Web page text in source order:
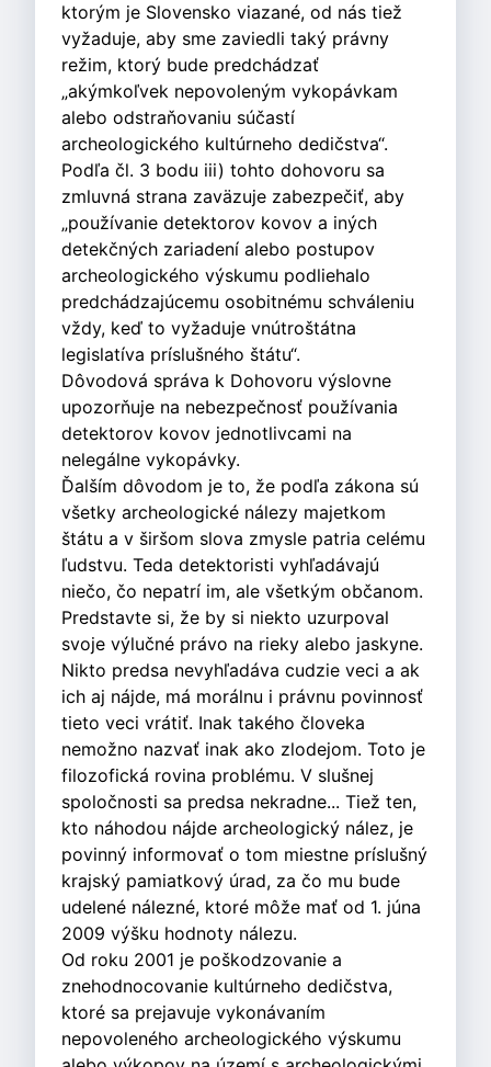
ktorým je Slovensko viazané, od nás tiež
vyžaduje, aby sme zaviedli taký právny
režim, ktorý bude predchádzať
„akýmkoľvek nepovoleným vykopávkam
alebo odstraňovaniu súčastí
archeologického kultúrneho dedičstva“.
Podľa čl. 3 bodu iii) tohto dohovoru sa
zmluvná strana zaväzuje zabezpečiť, aby
„používanie detektorov kovov a iných
detekčných zariadení alebo postupov
archeologického výskumu podliehalo
predchádzajúcemu osobitnému schváleniu
vždy, keď to vyžaduje vnútroštátna
legislatíva príslušného štátu“.
Dôvodová správa k Dohovoru výslovne
upozorňuje na nebezpečnosť používania
detektorov kovov jednotlivcami na
nelegálne vykopávky.
Ďalším dôvodom je to, že podľa zákona sú
všetky archeologické nálezy majetkom
štátu a v širšom slova zmysle patria celému
ľudstvu. Teda detektoristi vyhľadávajú
niečo, čo nepatrí im, ale všetkým občanom.
Predstavte si, že by si niekto uzurpoval
svoje výlučné právo na rieky alebo jaskyne.
Nikto predsa nevyhľadáva cudzie veci a ak
ich aj nájde, má morálnu i právnu povinnosť
tieto veci vrátiť. Inak takého človeka
nemožno nazvať inak ako zlodejom. Toto je
filozofická rovina problému. V slušnej
spoločnosti sa predsa nekradne... Tiež ten,
kto náhodou nájde archeologický nález, je
povinný informovať o tom miestne príslušný
krajský pamiatkový úrad, za čo mu bude
udelené nálezné, ktoré môže mať od 1. júna
2009 výšku hodnoty nálezu.
Od roku 2001 je poškodzovanie a
znehodnocovanie kultúrneho dedičstva,
ktoré sa prejavuje vykonávaním
nepovoleného archeologického výskumu